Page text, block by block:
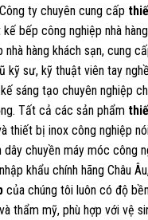
ty chuyên cung cấp
bếp công nghiệp nhà
nhà hàng khách sạn, cung
kỹ sư, kỹ thuật viên tay
sáng tạo chuyên nghiệp
Tất cả các sản phẩm
thiết bị inox công nghiệp
chuyền máy móc công
khẩu chính hãng Châu
của chúng tôi luôn có độ
thẩm mỹ, phù hợp với vệ